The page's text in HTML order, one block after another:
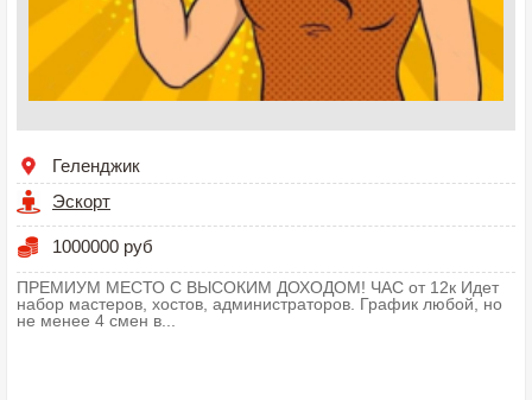
Геленджик
Эскорт
1000000 руб
ПРЕМИУМ МЕСТО С ВЫСОКИМ ДОХОДОМ! ЧАС от 12к Идет
набор мастеров, хостов, администраторов. График любой, но
не менее 4 смен в...